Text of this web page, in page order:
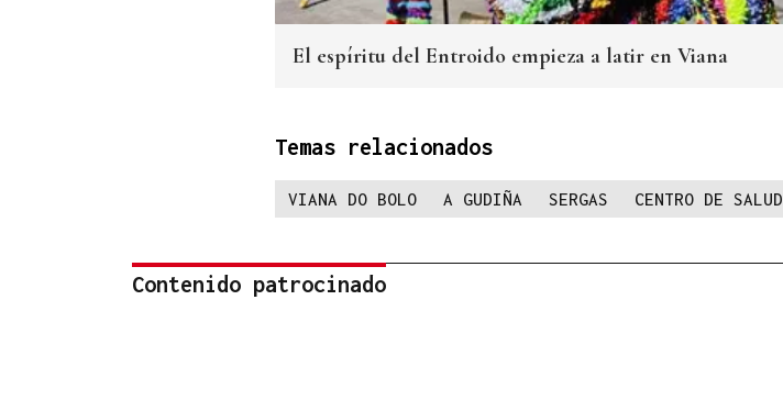
El espíritu del Entroido empieza a latir en Viana
Temas relacionados
VIANA DO BOLO A GUDIÑA SERGAS CENTRO DE SALUD
Contenido patrocinado